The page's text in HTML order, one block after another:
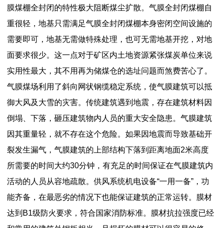
膜煤棚全封闭的特性极大阻断煤尘扩散。气膜全封闭煤棚自
重很轻，地基只需满足气膜全封闭煤棚本身密闭空间设施的
需要即可，地基无需做特殊处理，也可无需地基开挖，对地
面要求很少。这一点对于矿区内土地资源紧张煤炭单位来说
实用性最大，其不用再为储煤仓的选址问题而煞费苦心了。
气膜煤场利用了斜向网状钢缆稳定系统，使气膜建筑可以抵
御大风及大雪的灾害。传统建筑遇到地震，存在建筑材料因
倒塌、下落，砸压建筑物内人员的重大安全隐患。气膜建筑
因其重量轻，就不存在这个危险。如果因地震而导致基础开
裂发生漏气，气膜建筑的上部结构下落到距离地面2米高度
所需要的时间大约30分钟，有充足的时间保证在气膜建筑内
活动的人员从容地疏散。供风系统机电设备“一用一备”，功
能齐备，在最恶劣的情况下也能保证建筑的正常运转。膜材
达到B1级防火要求，符合国家消防标准。膜材抗拉强度已经